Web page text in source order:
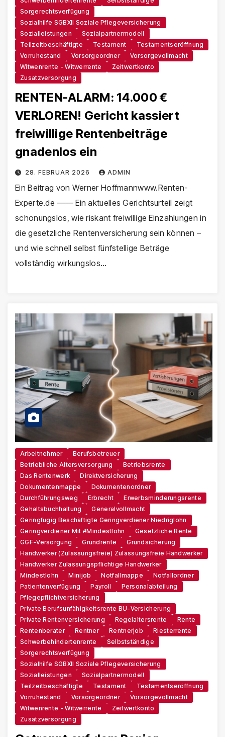
Sorgerechtsverfügung
Sozialhilfe SGBXII Soziale Pflegeversicherung
Sozialleistungen
Sozialpartnermodell
Teilzeitbeschäftigte
Testament
Testamentseröffnung
Vorruhestand
Vorsorgeordner
Vorsorgevollmacht
Witwenrente - Witwerrente
Zeitwertkonto
Zusatzversorgung
RENTEN-ALARM: 14.000 €
VERLOREN! Gericht kassiert
freiwillige Rentenbeiträge
gnadenlos ein
28. FEBRUAR 2026 ADMIN
Ein Beitrag von Werner Hoffmannwww.Renten-
Experte.de —— Ein aktuelles Gerichtsurteil zeigt
schonungslos, wie riskant freiwillige Einzahlungen in
die gesetzliche Rentenversicherung sein können –
und wie schnell selbst fünfstellige Beträge
vollständig wirkungslos…
Arbeitnehmer
Berufsbetreuer
Betriebliche Altersversorgung
Betriebsrente
Das Rentenwerk
Direktversicherung
Dokumentenmappe
Dokumentenordner
Durchführungsweg
Erbrecht
Erwerbsminderungsrente
Gehaltsbuchhaltung
Generalvollmacht
Geringfügig Beschäftigte Geringverdiener Niedriglohn
Geringverdiener Mit #Mindestlohn
Gesetzliche Rente
GGF-Versorgung
Grundrente
Grundsicherung
Handwerker (zulassungsfreie) Zulassungsfreie Handwerker
Handwerker Zulassungspflichtige Handwerker
Mindestlohn
Minijob Notfallmappe
Notfallordner
Patientenverfügung
Payroll
Personalabteilung
Pflegepflichtversicherung
Private Berufsunfähigkeitsrente BU-Versicherung
Private Rentenversicherung
Regelaltersrente
Rente
Rentenberater
Rentner Rentnerjob
Riesterrente
Schwerbehindertenrente
Selbstständige
Sorgerechtsverfügung
Sozialhilfe SGBXII Soziale Pflegeversicherung
Sozialleistungen
Sozialpartnermodell
Teilzeitbeschäftigte
Testament
Testamentseröffnung
Vorruhestand
Vorsorgeordner
Vorsorgevollmacht
Witwenrente - Witwerrente
Zeitwertkonto
Zusatzversorgung